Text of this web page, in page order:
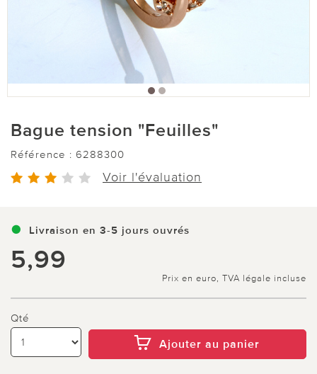
Bague tension "Feuilles"
Référence : 6288300
Voir l'évaluation
Livraison en 3-5 jours ouvrés
5,99
Prix en euro, TVA légale incluse
Qté
Ajouter au panier